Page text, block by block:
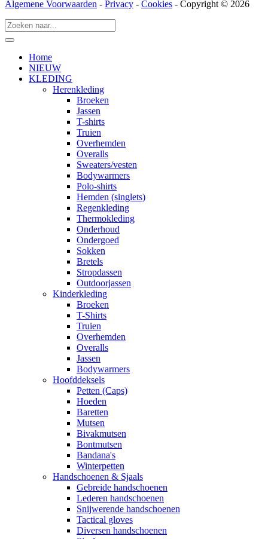
Algemene Voorwaarden - Privacy - Cookies - Copyright © 2026
Home
NIEUW
KLEDING
Herenkleding
Broeken
Jassen
T-shirts
Truien
Overhemden
Overalls
Sweaters/vesten
Bodywarmers
Polo-shirts
Hemden (singlets)
Regenkleding
Thermokleding
Onderhoud
Ondergoed
Sokken
Bretels
Stropdassen
Outdoorjassen
Kinderkleding
Broeken
T-Shirts
Truien
Overhemden
Overalls
Jassen
Bodywarmers
Hoofddeksels
Petten (Caps)
Hoeden
Baretten
Mutsen
Bivakmutsen
Bontmutsen
Bandana's
Winterpetten
Handschoenen & Sjaals
Gebreide handschoenen
Lederen handschoenen
Snijwerende handschoenen
Tactical gloves
Diversen handschoenen